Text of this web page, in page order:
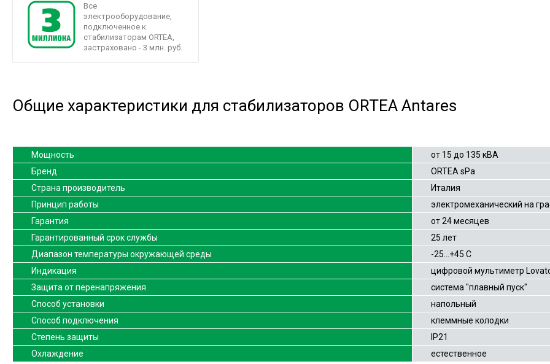
Все
электрооборудование,
подключенное к
стабилизаторам ORTEA,
застраховано - 3 млн. руб.
Общие характеристики для стабилизаторов ORTEA Antares
Мощность
от 15 до 135 кВА
Бренд
ORTEA sPa
Страна производитель
Италия
Принцип работы
электромеханический на
Гарантия
от 24 месяцев
Гарантированный срок службы
25 лет
Диапазон температуры окружающей среды
-25…+45 С
Индикация
цифровой мультиметр
Защита от перенапряжения
система "плавный пуск"
Способ установки
напольный
Способ подключения
клеммные колодки
Степень защиты
IP21
Охлаждение
естественное